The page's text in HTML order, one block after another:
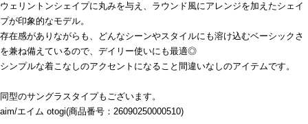
ウェリントンシェイプに丸みを与え、ラウンド風にアレンジを加えたシェイ
プが印象的なモデル。
存在感がありながらも、どんなシーンやスタイルにも溶け込むベーシックさ
を兼ね備えているので、デイリー使いにも最適◎
シンプルな着こなしのアクセントになること間違いなしのアイテムです。
同型のサングラスタイプもございます。
aim/エイム otogi(商品番号：26090250000510)